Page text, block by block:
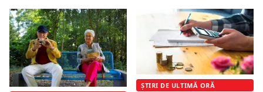
ȘTIRI DE ULTIMĂ ORĂ